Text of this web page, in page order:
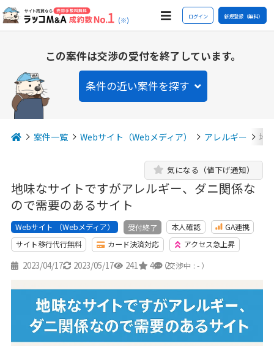
(※) ログイン 新規登録（無料）
この案件は交渉の受付を終了しています。
条件の近い案件を探す
案件一覧 Webサイト（Webメディア） アレルギー 地
地味なサイトですがアレルギー、ダニ関係な
ので需要のあるサイト
気になる（値下げ通知）
Webサイト （Webメディア） 受付終了 本人確認
GA連携
サイト移行代行無料
カード決済対応 アクセス急上昇
2023/04/17 2023/05/17 241 4 2
（交渉中 : - ）